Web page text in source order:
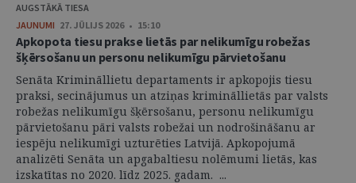
AUGSTĀKĀ TIESA
JAUNUMI 27. JŪLIJS 2026 • 15:10
Apkopota tiesu prakse lietās par nelikumīgu robežas
šķērsošanu un personu nelikumīgu pārvietošanu
Senāta Krimināllietu departaments ir apkopojis tiesu
praksi, secinājumus un atziņas krimināllietās par valsts
robežas nelikumīgu šķērsošanu, personu nelikumīgu
pārvietošanu pāri valsts robežai un nodrošināšanu ar
iespēju nelikumīgi uzturēties Latvijā. Apkopojumā
analizēti Senāta un apgabaltiesu nolēmumi lietās, kas
izskatītas no 2020. līdz 2025. gadam. ...